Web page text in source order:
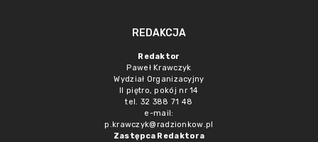
REDAKCJA
Redaktor
Paweł Krawczyk
Wydział Organizacyjny
II piętro, pokój nr 14
tel. 32 388 71 48
e-mail:
p.krawczyk@radzionkow.pl
Zastępca Redaktora